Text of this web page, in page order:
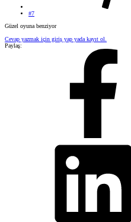
#7
Güzel oyuna benziyor
Cevap yazmak için giriş yap yada kayıt ol.
Paylaş: